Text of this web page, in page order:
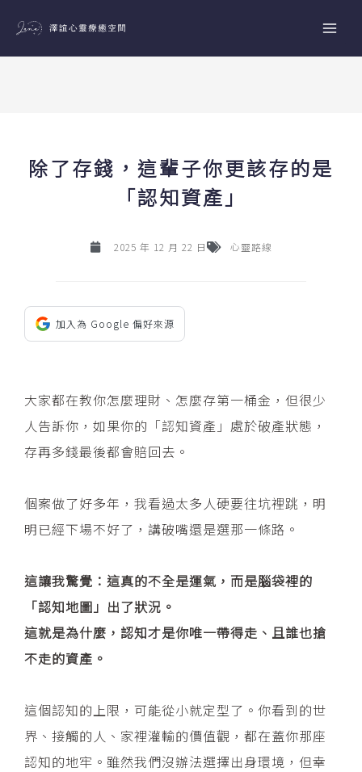
主
除了存錢，這輩子你更該存的是
「認知資產」
2025 年 12 月 22 日 心靈路線
加入為 Google 偏好來源
大家都在教你怎麼理財、怎麼存第一桶金，但很少
人告訴你，如果你的「認知資產」處於破產狀態，
存再多錢最後都會賠回去。
個案做了好多年，我看過太多人硬要往坑裡跳，明
明已經下場不好了，講破嘴還是選那一條路。
這讓我驚覺：這真的不全是運氣，而是腦袋裡的
「認知地圖」出了狀況。
這就是為什麼，認知才是你唯一帶得走、且誰也搶
不走的資產。
這個認知的上限，可能從小就定型了。你看到的世
界、接觸的人、家裡灌輸的價值觀，都在蓋你那座
認知的地牢。雖然我們沒辦法選擇出身環境，但幸